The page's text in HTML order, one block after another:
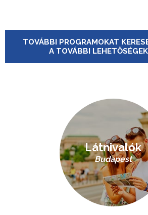
TOVÁBBI PROGRAMOKAT
A TOVÁBBI
Látnivalók
Budapest